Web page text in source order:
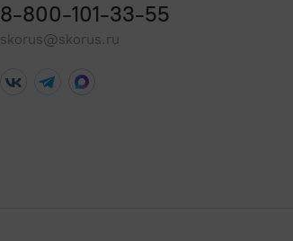
8-800-101-33-55
skorus@skorus.ru